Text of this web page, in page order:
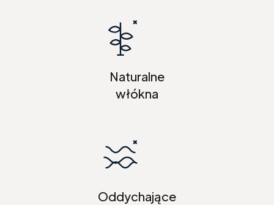
Naturalne
włókna
Oddychające